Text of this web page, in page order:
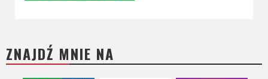
Korea
Południowa
ZNAJDŹ MNIE NA